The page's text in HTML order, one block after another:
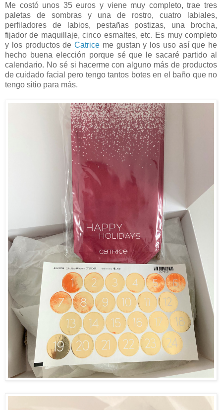
Me costó unos 35 euros y viene muy completo, trae tres
paletas de sombras y una de rostro, cuatro labiales,
perfiladores de labios, pestañas postizas, una brocha,
fijador de maquillaje, cinco esmaltes, etc. Es muy completo
y los productos de Catrice me gustan y los uso así que he
hecho buena elección porque sé que le sacaré partido al
calendario. No sé si hacerme con alguno más de productos
de cuidado facial pero tengo tantos botes en el baño que no
tengo sitio para más.